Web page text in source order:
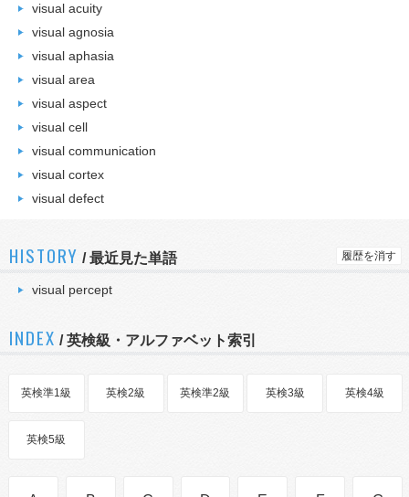
visual acuity
visual agnosia
visual aphasia
visual area
visual aspect
visual cell
visual communication
visual cortex
visual defect
HISTORY /最近見た単語 履歴を消す
visual percept
INDEX / 英検級・アルファベット索引
英検準1級 英検2級 英検準2級 英検3級 英検4級
英検5級